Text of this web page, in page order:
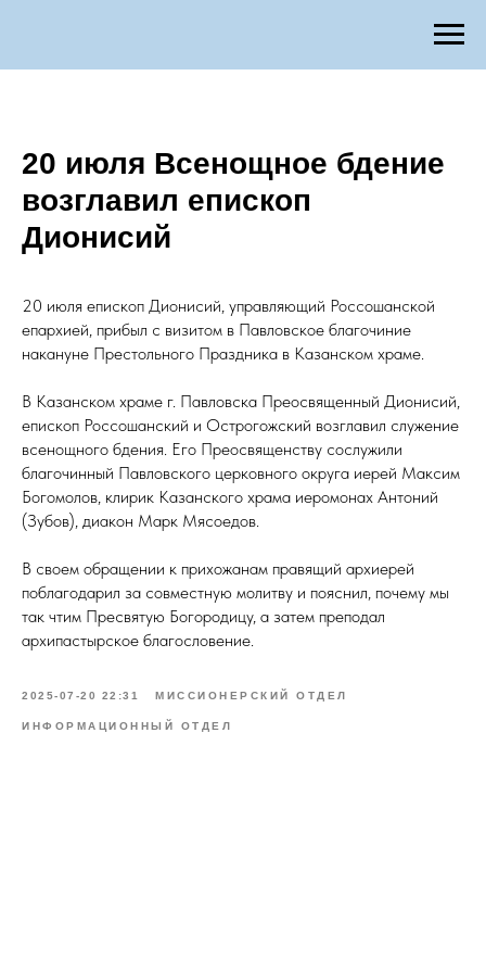
20 июля Всенощное бдение
возглавил епископ
Дионисий
20 июля епископ Дионисий, управляющий Россошанской
епархией, прибыл с визитом в Павловское благочиние
накануне Престольного Праздника в Казанском храме.
В Казанском храме г. Павловска Преосвященный Дионисий,
епископ Россошанский и Острогожский возглавил служение
всенощного бдения. Его Преосвященству сослужили
благочинный Павловского церковного округа иерей Максим
Богомолов, клирик Казанского храма иеромонах Антоний
(Зубов), диакон Марк Мясоедов.
В своем обращении к прихожанам правящий архиерей
поблагодарил за совместную молитву и пояснил, почему мы
так чтим Пресвятую Богородицу, а затем преподал
архипастырское благословение.
2025-07-20 22:31 МИССИОНЕРСКИЙ ОТДЕЛ
ИНФОРМАЦИОННЫЙ ОТДЕЛ